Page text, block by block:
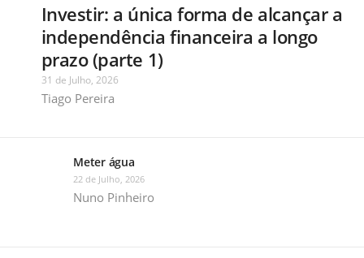
Investir: a única forma de alcançar a
independência financeira a longo
prazo (parte 1)
31 de Julho, 2026
Tiago Pereira
Meter água
22 de Julho, 2026
Nuno Pinheiro